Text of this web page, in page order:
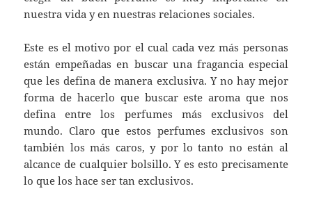
nuestra vida y en nuestras relaciones sociales.
Este es el motivo por el cual cada vez más personas
están empeñadas en buscar una fragancia especial
que les defina de manera exclusiva. Y no hay mejor
forma de hacerlo que buscar este aroma que nos
defina entre los perfumes más exclusivos del
mundo. Claro que estos perfumes exclusivos son
también los más caros, y por lo tanto no están al
alcance de cualquier bolsillo. Y es esto precisamente
lo que los hace ser tan exclusivos.